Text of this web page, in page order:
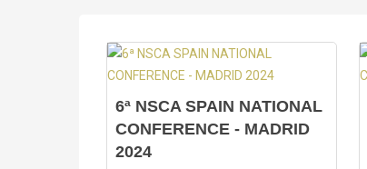
6ª NSCA SPAIN NATIONAL
CONFERENCE - MADRID
2024